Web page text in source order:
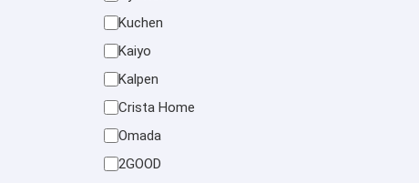
Kuchen
Kaiyo
Kalpen
Crista Home
Omada
2GOOD